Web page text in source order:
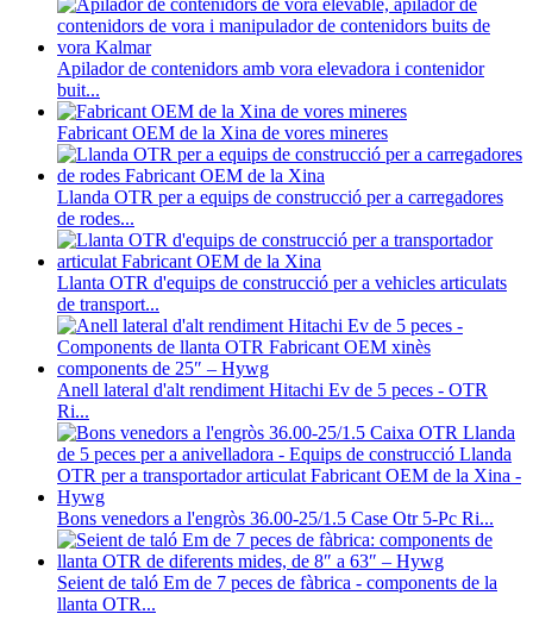
Apilador de contenidors amb vora elevadora i contenidor
buit...
Fabricant OEM de la Xina de vores mineres
Llanda OTR per a equips de construcció per a carregadores
de rodes...
Llanta OTR d'equips de construcció per a vehicles articulats
de transport...
Anell lateral d'alt rendiment Hitachi Ev de 5 peces - OTR
Ri...
Bons venedors a l'engròs 36.00-25/1.5 Case Otr 5-Pc Ri...
Seient de taló Em de 7 peces de fàbrica - components de la
llanta OTR...